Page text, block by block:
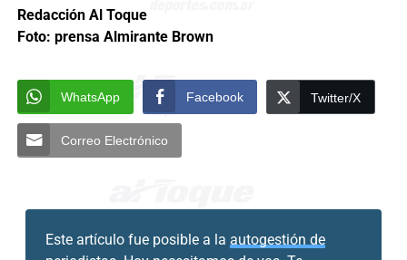
Redacción Al Toque
Foto: prensa Almirante Brown
WhatsApp Facebook Twitter/X
Correo Electrónico
Este artículo fue posible a la autogestión de